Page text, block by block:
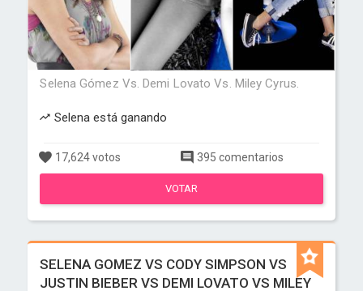
Selena Gómez Vs. Demi Lovato Vs. Miley Cyrus.
Selena está ganando
17,624 votos 395 comentarios
VOTAR
SELENA GOMEZ VS CODY SIMPSON VS
JUSTIN BIEBER VS DEMI LOVATO VS MILEY